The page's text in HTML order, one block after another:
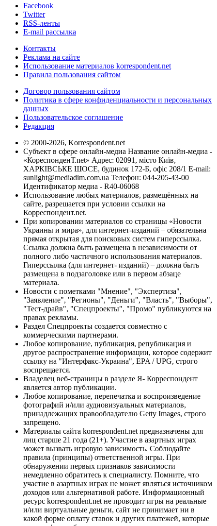
Facebook
Twitter
RSS-ленты
E-mail рассылка
Контакты
Реклама на сайте
Использование материалов korrespondent.net
Правила пользования сайтом
Договор пользования сайтом
Политика в сфере конфиденциальности и персональных
данных
Пользовательское соглашение
Редакция
© 2000-2026, Korrespondent.net
Субъект в сфере онлайн-медиа Название онлайн-медиа -
«КореспонденТ.net» Адрес: 02091, місто Київ,
ХАРКІВСЬКЕ ШОСЕ, будинок 172-Б, офіс 208/1 E-mail:
sunlight@mediadim.com.ua Телефон: 044-205-43-00
Идентификатор медиа - R40-06068
Использование любых материалов, размещённых на
сайте, разрешается при условии ссылки на
Корреспондент.net.
При копировании материалов со страницы «Новости
Украины и мира», для интернет-изданий – обязательна
прямая открытая для поисковых систем гиперссылка.
Ссылка должна быть размещена в независимости от
полного либо частичного использования материалов.
Гиперссылка (для интернет- изданий) – должна быть
размещена в подзаголовке или в первом абзаце
материала.
Новости с пометками "Мнение", "Экспертиза",
"Заявление", "Регионы", "Деньги", "Власть", "Выборы",
"Тест-драйв", "Спецпроекты", "Промо" публикуются на
правах рекламы.
Раздел Спецпроекты создается совместно с
коммерческими партнерами.
Любое копирование, публикация, републикация и
другое распространение информации, которое содержит
ссылку на "Интерфакс-Украина", EPA / UPG, строго
воспрещается.
Владелец веб-страницы в разделе Я- Корреспондент
является автор публикации.
Любое копирование, перепечатка и воспроизведение
фотографий и/или аудиовизуальных материалов,
принадлежащих правообладателю Getty Images, строго
запрещено.
Материалы сайта korrespondent.net предназначены для
лиц старше 21 года (21+). Участие в азартных играх
может вызвать игровую зависимость. Соблюдайте
правила (принципы) ответственной игры. При
обнаружении первых признаков зависимости
немедленно обратитесь к специалисту. Помните, что
участие в азартных играх не может являться источником
доходов или альтернативой работе. Информационный
ресурс korrespondent.net не проводит игры на реальные
и/или виртуальные деньги, сайт не принимает ни в
какой форме оплату ставок и других платежей, которые